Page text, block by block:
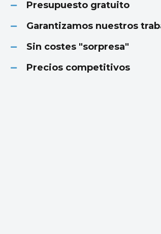
Presupuesto gratuito
Garantizamos nuestros
Sin costes "sorpresa"
Precios competitivos